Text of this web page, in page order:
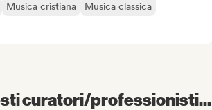
Musica cristiana
Musica classica
curatori/professionisti...